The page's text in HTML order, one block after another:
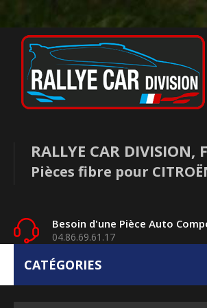
RALLYE CAR
Pièces fibre pour
Besoin d'une Pièce Auto
04.86.69.61.17
CATÉGORIES